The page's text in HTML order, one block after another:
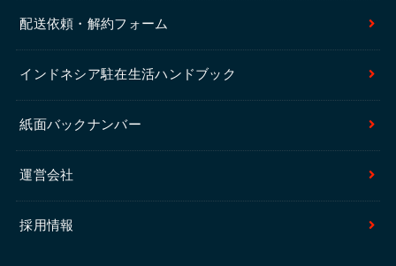
配送依頼・解約フォーム
インドネシア駐在生活ハンドブック
紙面バックナンバー
運営会社
採用情報